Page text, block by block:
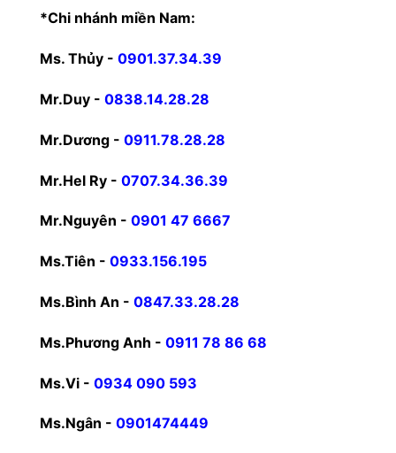
*Chi nhánh miền Nam:
Ms. Thủy - 0901.37.34.39
Mr.Duy - 0838.14.28.28
Mr.Dương - 0911.78.28.28
Mr.Hel Ry - 0707.34.36.39
Mr.Nguyên - 0901 47 6667
Ms.Tiên - 0933.156.195
Ms.Bình An - 0847.33.28.28
Ms.Phương Anh - 0911 78 86 68
Ms.Vi - 0934 090 593
Ms.Ngân - 0901474449